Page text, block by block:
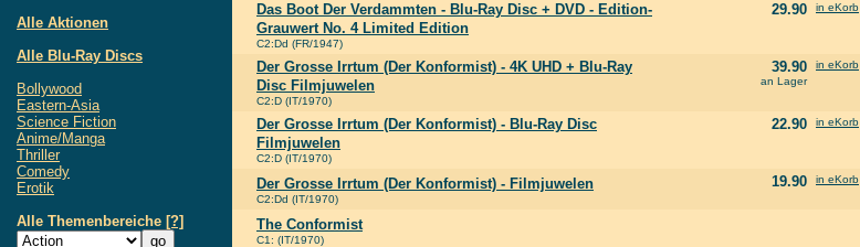
Alle Aktionen
Alle Blu-Ray Discs
Bollywood
Eastern-Asia
Science Fiction
Anime/Manga
Thriller
Comedy
Erotik
Alle Themenbereiche [?]
Das Boot Der Verdammten - Blu-Ray Disc + DVD - Edition-
Grauwert No. 4 Limited Edition
C2:Dd (FR/1947)
29.90 in eKorb
Der Grosse Irrtum (Der Konformist) - 4K UHD + Blu-Ray
Disc Filmjuwelen
C2:D (IT/1970)
39.90
an Lager
in eKorb
Der Grosse Irrtum (Der Konformist) - Blu-Ray Disc
Filmjuwelen
C2:D (IT/1970)
22.90 in eKorb
Der Grosse Irrtum (Der Konformist) - Filmjuwelen
C2:Dd (IT/1970)
19.90 in eKorb
The Conformist
C1: (IT/1970)